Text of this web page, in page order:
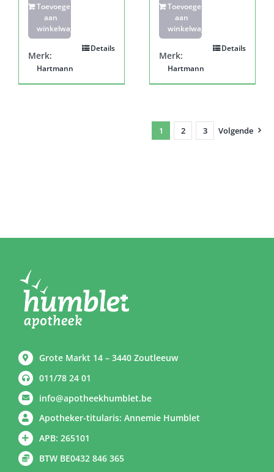
Toevoegen
aan
winkelwagen
Details
Merk:
Hartmann
Toevoegen
aan
winkelwagen
Details
Merk:
Hartmann
1 2 3 Volgende
Grote Markt 14 – 3440 Zoutleeuw
011/78 24 01
info@apotheekhumblet.be
Apotheker-titularis: Annemie Humblet
APB: 265101
BTW BE0432 846 365